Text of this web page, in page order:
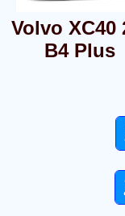
Volvo XC40
B4 Plus